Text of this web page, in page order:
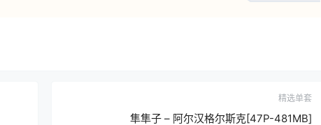
精选单套
隼隼子 – 阿尔汉格尔斯克[47P-481MB]